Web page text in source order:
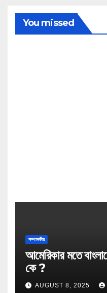
You missed
সম্পাদকীয়
আমেরিকার মতে বাংলাদেশের স্বাধিনতার ঘোষক
কে ?
AUGUST 8, 2025